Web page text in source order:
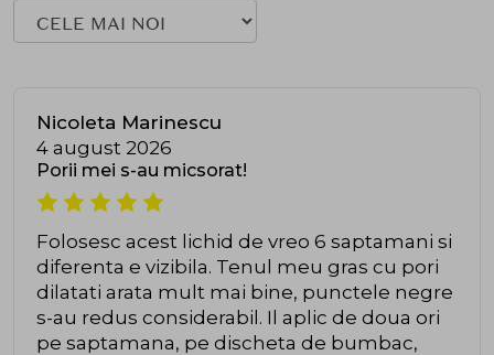
Nicoleta Marinescu
4 august 2026
Porii mei s-au micsorat!
Folosesc acest lichid de vreo 6 saptamani si
diferenta e vizibila. Tenul meu gras cu pori
dilatati arata mult mai bine, punctele negre
s-au redus considerabil. Il aplic de doua ori
pe saptamana, pe discheta de bumbac,